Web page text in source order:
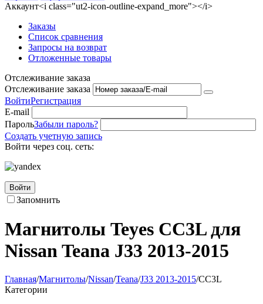
Аккаунт<i class="ut2-icon-outline-expand_more"></i>
Заказы
Список сравнения
Запросы на возврат
Отложенные товары
Отслеживание заказа
Отслеживание заказа
ВойтиРегистрация
E-mail
ПарольЗабыли пароль?
Создать учетную запись
Войти через соц. сеть:
Войти
Запомнить
Магнитолы Teyes CC3L для
Nissan Teana J33 2013-2015
Главная/Магнитолы/Nissan/Teana/J33 2013-2015/CC3L
Категории